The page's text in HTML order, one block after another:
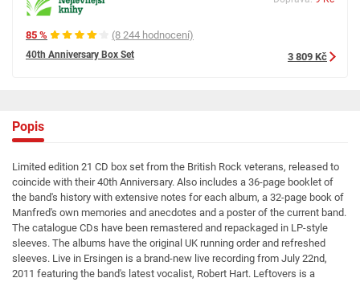
85 % (8 244 hodnocení)
40th Anniversary Box Set 3 809 Kč
Popis
Limited edition 21 CD box set from the British Rock veterans, released to
coincide with their 40th Anniversary. Also includes a 36-page booklet of
the band's history with extensive notes for each album, a 32-page book of
Manfred's own memories and anecdotes and a poster of the current band.
The catalogue CDs have been remastered and repackaged in LP-style
sleeves. The albums have the original UK running order and refreshed
sleeves. Live in Ersingen is a brand-new live recording from July 22nd,
2011 featuring the band's latest vocalist, Robert Hart. Leftovers is a